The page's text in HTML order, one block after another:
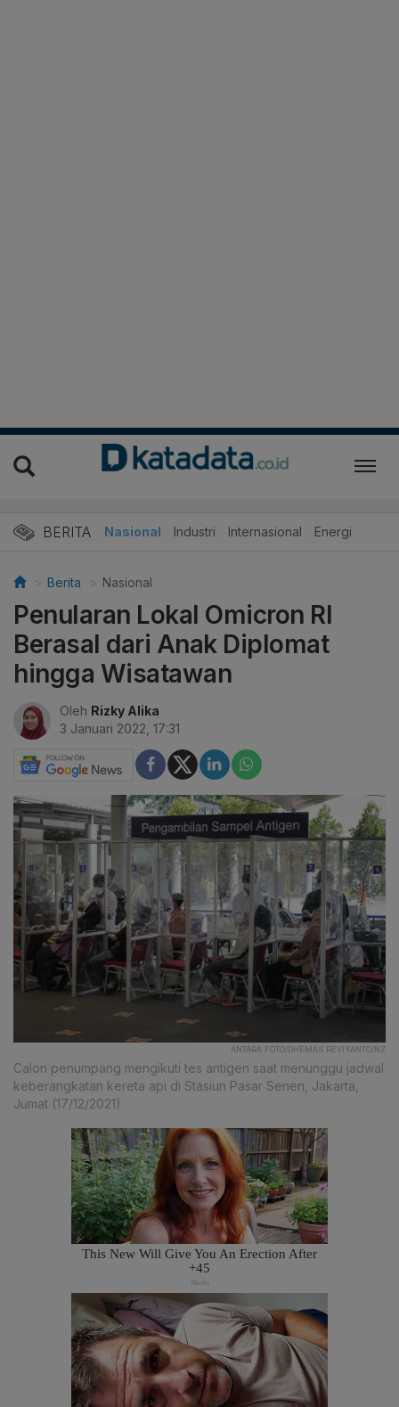
BERITA Nasional Industri Internasional Energi
Berita Nasional
Penularan Lokal Omicron RI
Berasal dari Anak Diplomat
hingga Wisatawan
Oleh Rizky Alika
3 Januari 2022, 17:31
ANTARA FOTO/DHEMAS REVIYANTO/NZ
Calon penumpang mengikuti tes antigen saat menunggu jadwal
keberangkatan kereta api di Stasiun Pasar Senen, Jakarta,
Jumat (17/12/2021)